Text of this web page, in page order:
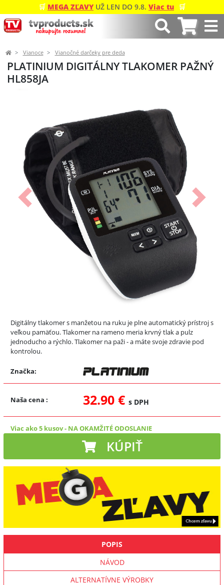
🛒 MEGA ZĽAVY UŽ LEN DO 9.8. Viac tu 🛒
Vianoce Vianočné darčeky pre deda
PLATINIUM DIGITÁLNY TLAKOMER PAŽNÝ
HL858JA
Predchádzajúci Ďalší
Digitálny tlakomer s manžetou na ruku je plne automatický prístroj s
veľkou pamäťou. Tlakomer na rameno meria krvný tlak a pulz
jednoducho a rýchlo. Tlakomer na paži - a máte svoje zdravie pod
kontrolou.
Značka:
Naša cena : 32.90 € s DPH
Viac ako 5 kusov- NA OKAMŽITÉ ODOSLANIE
KÚPIŤ
POPIS
NÁVOD
ALTERNATÍVNE VÝROBKY